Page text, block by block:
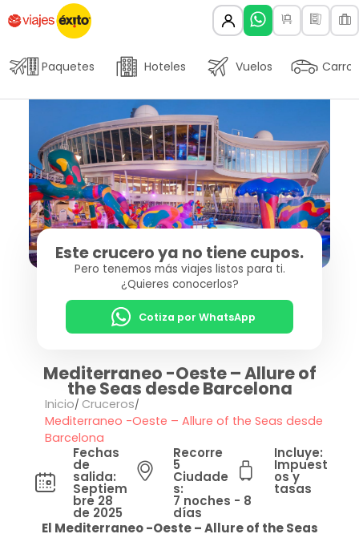
Paquetes Hoteles Vuelos Carros
Este crucero ya no tiene cupos.
Pero tenemos más viajes listos para ti.
¿Quieres conocerlos?
Cotiza por WhatsApp
Mediterraneo -Oeste – Allure of
the Seas desde Barcelona
Inicio Cruceros
Mediterraneo -Oeste – Allure of the Seas desde
Barcelona
Fechas
de
salida:
Septiem
bre 28
de 2025
Recorre
5
Ciudade
s:
7 noches - 8
días
Incluye:
Impuest
os y
tasas
El Mediterraneo -Oeste – Allure of the Seas